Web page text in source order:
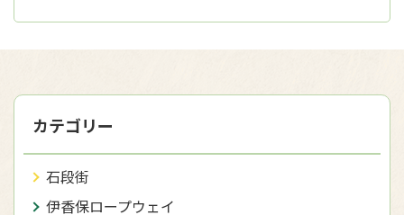
カテゴリー
石段街
伊香保ロープウェイ